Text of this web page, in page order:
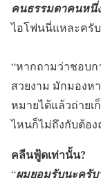
คนธรรมดาคนหนึ่
ไอโฟนนี่แหละครับ
“หากถามว่าชอบ
สวยงาม มักมองห
หมายได้แล้วถ่ายเ
ไหนก็ไม่ถึงกับต้อง
คลีนฟู้ดเท่านั้น?
“ผมยอมรับนะครับ